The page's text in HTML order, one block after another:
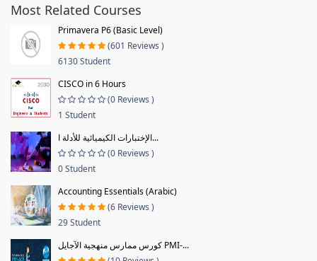
Most Related Courses
Primavera P6 (Basic Level)
(601 Reviews )
6130 Student
CISCO in 6 Hours
(0 Reviews )
1 Student
الإختبارات الكيميائية للأدلة ا...
(0 Reviews )
0 Student
Accounting Essentials (Arabic)
(6 Reviews )
29 Student
كورس ممارس منهجية الآجايل PMI-...